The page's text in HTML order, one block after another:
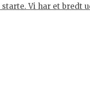
Vi har et bredt